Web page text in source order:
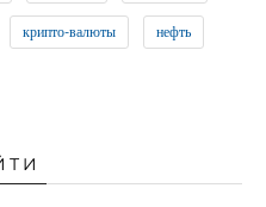
крипто-валюты нефть